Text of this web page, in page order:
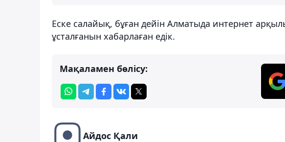
Еске салайық, бұған дейін Алматыда интернет
ұсталғанын хабарлаған едік.
Мақаламен бөлісу:
Айдос Қали